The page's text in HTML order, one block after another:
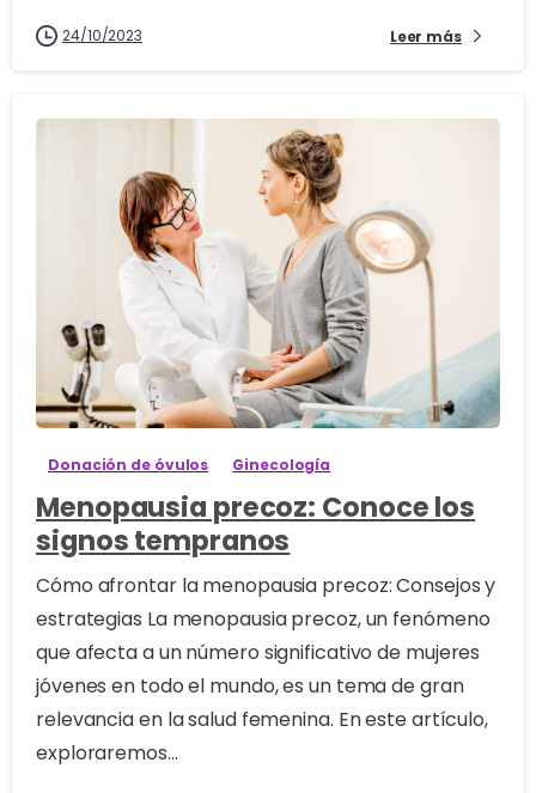
24/10/2023 Leer más
Donación de óvulos Ginecología
Menopausia precoz: Conoce los
signos tempranos
Cómo afrontar la menopausia precoz: Consejos y
estrategias La menopausia precoz, un fenómeno
que afecta a un número significativo de mujeres
jóvenes en todo el mundo, es un tema de gran
relevancia en la salud femenina. En este artículo,
exploraremos...